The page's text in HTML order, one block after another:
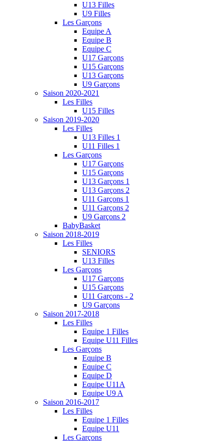
U13 Filles
U9 Filles
Les Garçons
Equipe A
Equipe B
Equipe C
U17 Garçons
U15 Garçons
U13 Garçons
U9 Garçons
Saison 2020-2021
Les Filles
U15 Filles
Saison 2019-2020
Les Filles
U13 Filles 1
U11 Filles 1
Les Garçons
U17 Garçons
U15 Garçons
U13 Garçons 1
U13 Garçons 2
U11 Garçons 1
U11 Garçons 2
U9 Garçons 2
BabyBasket
Saison 2018-2019
Les Filles
SENIORS
U13 Filles
Les Garçons
U17 Garçons
U15 Garçons
U11 Garçons - 2
U9 Garçons
Saison 2017-2018
Les Filles
Equipe 1 Filles
Equipe U11 Filles
Les Garçons
Equipe B
Equipe C
Equipe D
Equipe U11A
Equipe U9 A
Saison 2016-2017
Les Filles
Equipe 1 Filles
Equipe U11
Les Garçons